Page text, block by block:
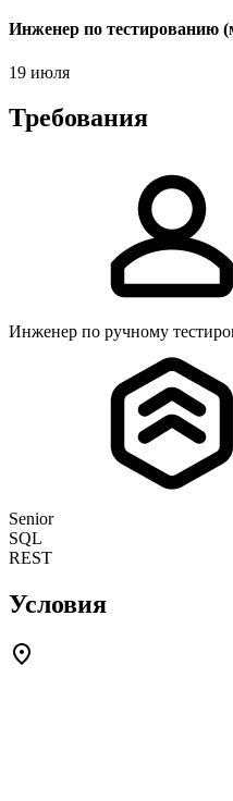
Инженер по тестированию
19 июля
Требования
Инженер по ручному
Senior
SQL
REST
Условия